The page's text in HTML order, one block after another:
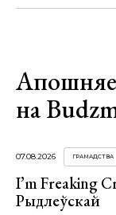
Апошняе
на
07.08.2026 ГРАМАДСТВА
I’m Freaking
Рыдлеўскай